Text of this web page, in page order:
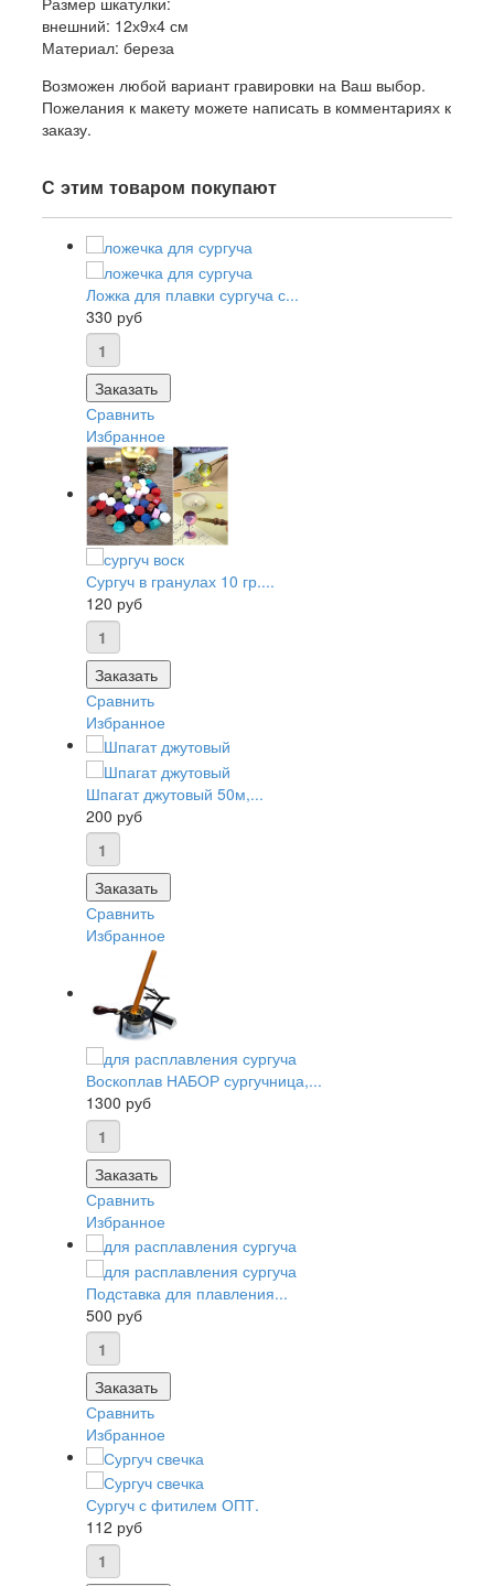
внешний: 12х9х4 см
Материал: береза
Возможен любой вариант гравировки на Ваш выбор.
Пожелания к макету можете написать в комментариях к
заказу.
С этим товаром покупают
Ложка для плавки сургуча с...
330 руб
Заказать
Сравнить
Избранное
Сургуч в гранулах 10 гр....
120 руб
Заказать
Сравнить
Избранное
Шпагат джутовый 50м,...
200 руб
Заказать
Сравнить
Избранное
Воскоплав НАБОР сургучница,...
1300 руб
Заказать
Сравнить
Избранное
Подставка для плавления...
500 руб
Заказать
Сравнить
Избранное
Сургуч с фитилем ОПТ.
112 руб